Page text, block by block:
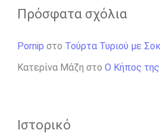
Πρόσφατα σχόλια
Pornip στο Τούρτα Τυριού με
Κατερίνα Μάζη στο Ο Κήπος
Ιστορικό